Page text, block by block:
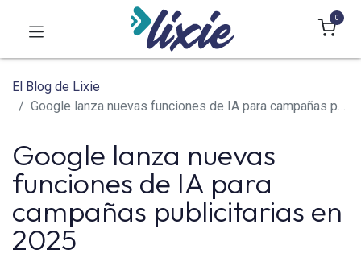
0
El Blog de Lixie
Google lanza nuevas funciones de IA para campañas publicitarias en 2025
Google lanza nuevas
funciones de IA para
campañas publicitarias en
2025